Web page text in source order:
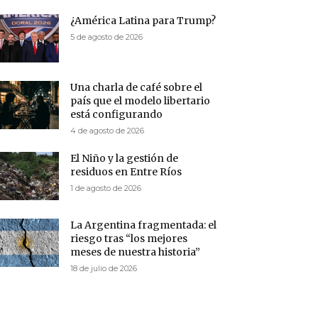
¿América Latina para Trump?
5 de agosto de 2026
Una charla de café sobre el
país que el modelo libertario
está configurando
4 de agosto de 2026
El Niño y la gestión de
residuos en Entre Ríos
1 de agosto de 2026
La Argentina fragmentada: el
riesgo tras “los mejores
meses de nuestra historia”
18 de julio de 2026